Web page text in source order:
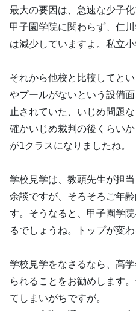
最大の要因は、急速な少子
甲子園学院に関わらず、仁
は減少していますよ。私立
それから他校と比較してと
やプールがないという設備
止されていた、いじめ問題な
確かいじめ裁判の後くらい
が1クラスになりましたね。
学校見学は、教頭先生が担当
余談ですが、そろそろご年
す。そうなると、甲子園学
るでしょうね。トップが変わ
学校見学をなさるなら、高
られることをお勧めします
てしまいがちですが。